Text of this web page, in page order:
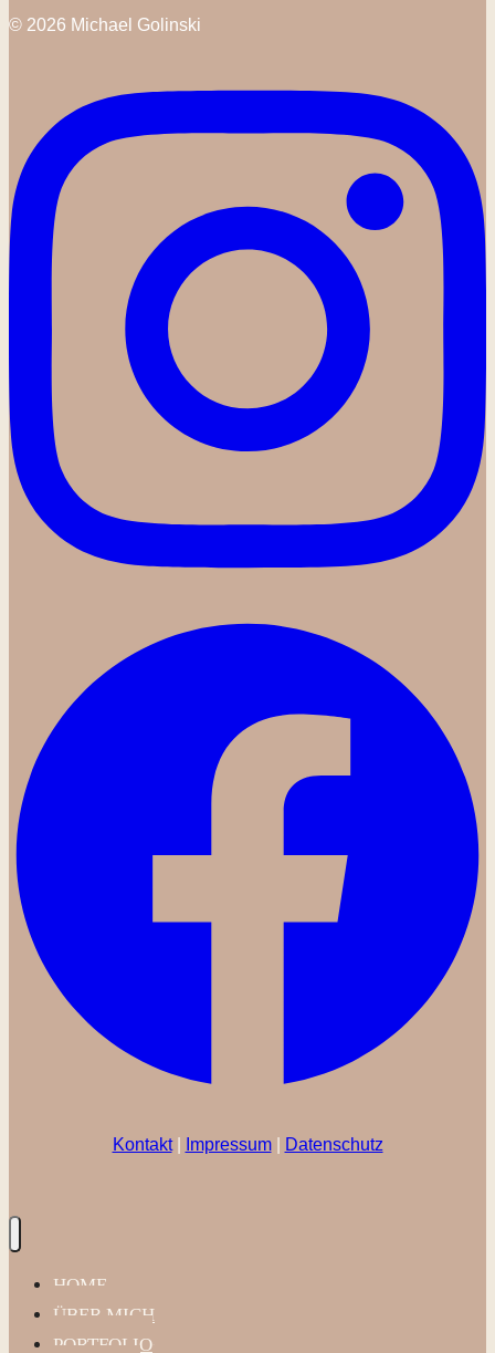
© 2026 Michael Golinski
Kontakt| Impressum| Datenschutz
HOME
ÜBER MICH
PORTFOLIO